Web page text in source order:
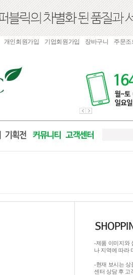
개인회원가입 기업회원가입 장바구니 주문조
-제품 이미지와
나 지역에 따라
-현재 보시는 상
센터 상담 후 고